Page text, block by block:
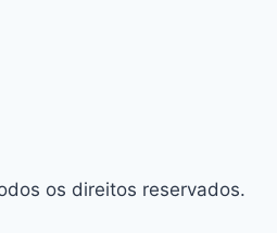
os direitos reservados.